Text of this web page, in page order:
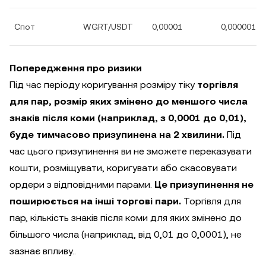
Спот WGRT/USDT 0,00001 0,000001
Попередження про ризики
Під час періоду коригування розміру тіку торгівля
для пар, розмір яких змінено до меншого числа
знаків після коми (наприклад, з 0,0001 до 0,01),
буде тимчасово призупинена на 2 хвилини. Під
час цього призупинення ви не зможете переказувати
кошти, розміщувати, коригувати або скасовувати
ордери з відповідними парами. Це призупинення не
поширюється на інші торгові пари. Торгівля для
пар, кількість знаків після коми для яких змінено до
більшого числа (наприклад, від 0,01 до 0,0001), не
зазнає впливу..